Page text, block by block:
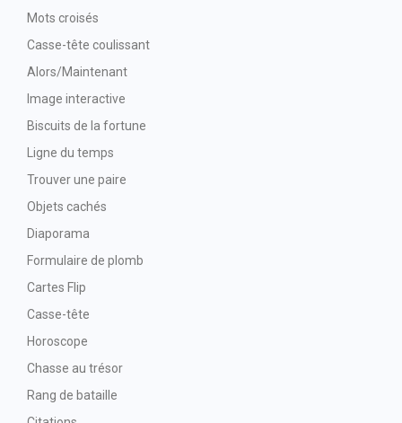
Mots croisés
Casse-tête coulissant
Alors/Maintenant
Image interactive
Biscuits de la fortune
Ligne du temps
Trouver une paire
Objets cachés
Diaporama
Formulaire de plomb
Cartes Flip
Casse-tête
Horoscope
Chasse au trésor
Rang de bataille